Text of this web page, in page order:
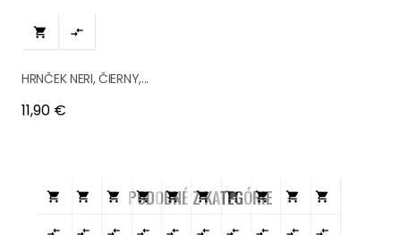
 
HRNČEK NERI, ČIERNY,...
Cena
11,90 €
PODOBNÉ Z KATEGÓRIE
         